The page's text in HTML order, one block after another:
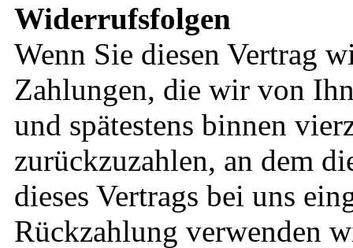
Widerrufsfolgen
Wenn Sie diesen Vertrag
Zahlungen, die wir von
und spätestens binnen
zurückzuzahlen, an dem
dieses Vertrags bei uns
Rückzahlung verwenden